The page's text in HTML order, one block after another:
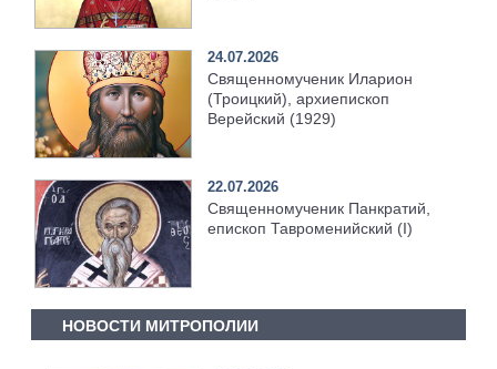
24.07.2026
Священномученик Иларион
(Троицкий), архиепископ
Верейский (1929)
22.07.2026
Священномученик Панкратий,
епископ Тавроменийский (I)
НОВОСТИ МИТРОПОЛИИ